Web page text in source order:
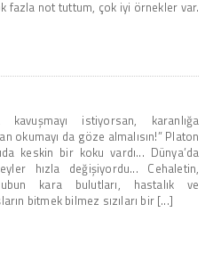
fazla not tuttum, çok iyi örnekler var.
kavuşmayı istiyorsan, karanlığa
okumayı da göze almalısın!” Platon
keskin bir koku vardı... Dünya’da
hızla değişiyordu... Cehaletin,
kara bulutları, hastalık ve
bitmek bilmez sızıları bir [...]